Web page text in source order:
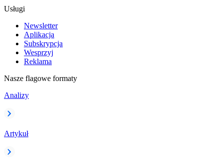
Usługi
Newsletter
Aplikacja
Subskrypcja
Wesprzyj
Reklama
Nasze flagowe formaty
Analizy
Artykuł